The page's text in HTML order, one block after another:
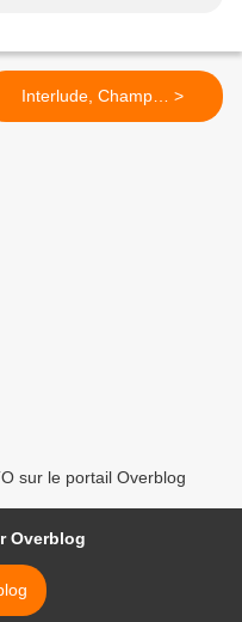
Interlude, Champ… >
sur le portail Overblog
Overblog